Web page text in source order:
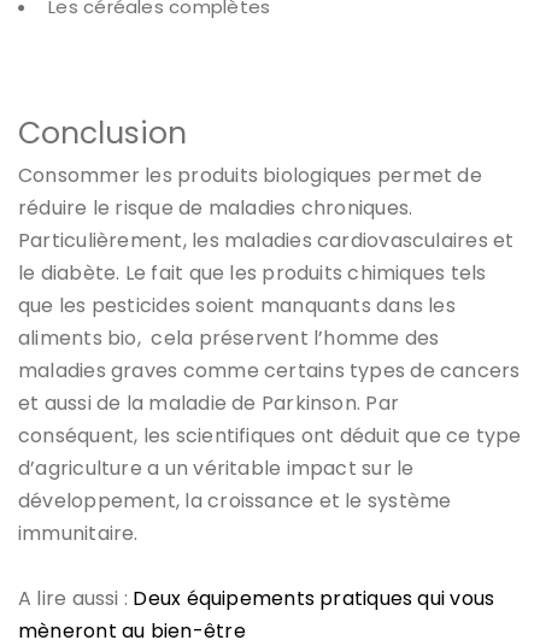
Les céréales complètes
Conclusion
Consommer les produits biologiques permet de
réduire le risque de maladies chroniques.
Particulièrement, les maladies cardiovasculaires et
le diabète. Le fait que les produits chimiques tels
que les pesticides soient manquants dans les
aliments bio, cela préservent l’homme des
maladies graves comme certains types de cancers
et aussi de la maladie de Parkinson. Par
conséquent, les scientifiques ont déduit que ce type
d’agriculture a un véritable impact sur le
développement, la croissance et le système
immunitaire.
A lire aussi : Deux équipements pratiques qui vous
mèneront au bien-être